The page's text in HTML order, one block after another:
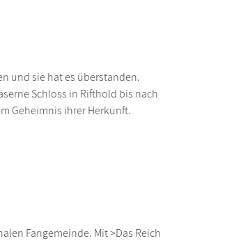
und sie hat es überstanden.
Schloss in Rifthold bis nach
Geheimnis ihrer Herkunft.
Fangemeinde. Mit >Das Reich